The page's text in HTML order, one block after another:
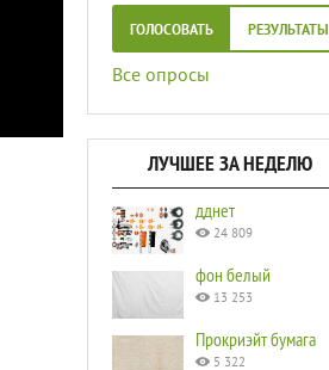
ГОЛОСОВАТЬ РЕЗУЛЬТАТЫ
Все опросы
ЛУЧШЕЕ ЗА НЕДЕЛЮ
дднет
24 809
фон белый
13 253
Прокриэйт бумага
5 322